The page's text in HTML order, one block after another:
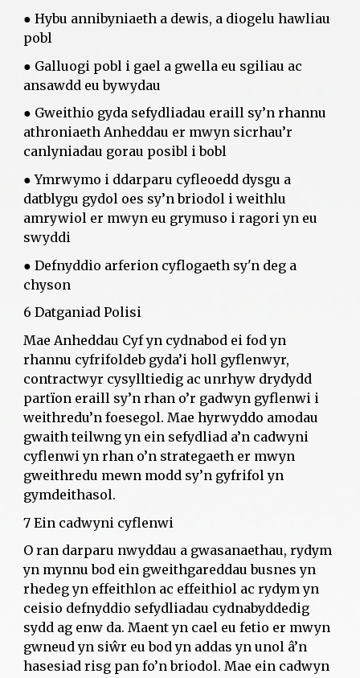
● Hybu annibyniaeth a dewis, a diogelu hawliau
pobl
● Galluogi pobl i gael a gwella eu sgiliau ac
ansawdd eu bywydau
● Gweithio gyda sefydliadau eraill sy’n rhannu
athroniaeth Anheddau er mwyn sicrhau’r
canlyniadau gorau posibl i bobl
● Ymrwymo i ddarparu cyfleoedd dysgu a
datblygu gydol oes sy’n briodol i weithlu
amrywiol er mwyn eu grymuso i ragori yn eu
swyddi
● Defnyddio arferion cyflogaeth sy'n deg a
chyson
6 Datganiad Polisi
Mae Anheddau Cyf yn cydnabod ei fod yn
rhannu cyfrifoldeb gyda’i holl gyflenwyr,
contractwyr cysylltiedig ac unrhyw drydydd
partïon eraill sy’n rhan o’r gadwyn gyflenwi i
weithredu’n foesegol. Mae hyrwyddo amodau
gwaith teilwng yn ein sefydliad a’n cadwyni
cyflenwi yn rhan o’n strategaeth er mwyn
gweithredu mewn modd sy’n gyfrifol yn
gymdeithasol.
7 Ein cadwyni cyflenwi
O ran darparu nwyddau a gwasanaethau, rydym
yn mynnu bod ein gweithgareddau busnes yn
rhedeg yn effeithlon ac effeithiol ac rydym yn
ceisio defnyddio sefydliadau cydnabyddedig
sydd ag enw da. Maent yn cael eu fetio er mwyn
gwneud yn siŵr eu bod yn addas yn unol â’n
hasesiad risg pan fo’n briodol. Mae ein cadwyn